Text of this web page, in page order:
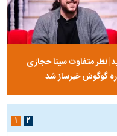
نظر متفاوت سینا حجازی
گوگوش خبرساز شد
۱ ۲